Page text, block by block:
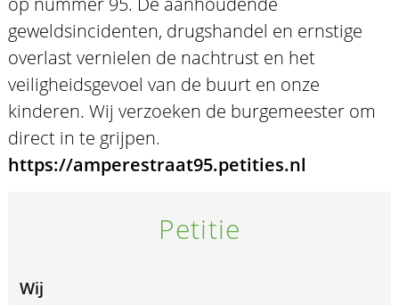
geweldsincidenten, drugshandel en ernstige
overlast vernielen de nachtrust en het
veiligheidsgevoel van de buurt en onze
kinderen. Wij verzoeken de burgemeester om
direct in te grijpen.
https://amperestraat95.petities.nl
Petitie
Wij